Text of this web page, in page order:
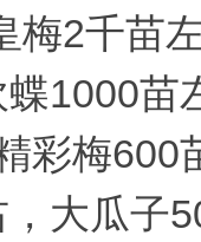
梅2千苗
1000苗
彩梅600
大瓜子